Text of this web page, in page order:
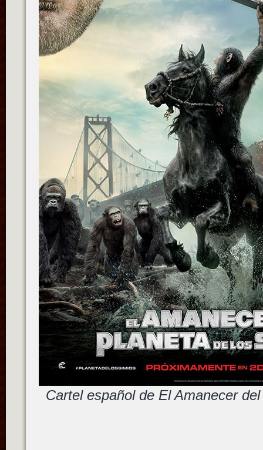
Cartel español de El Amanecer